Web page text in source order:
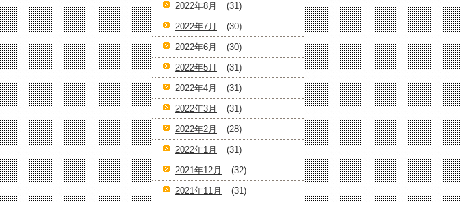
2022年8月
(31)
2022年7月
(30)
2022年6月
(30)
2022年5月
(31)
2022年4月
(31)
2022年3月
(31)
2022年2月
(28)
2022年1月
(31)
2021年12月
(32)
2021年11月
(31)